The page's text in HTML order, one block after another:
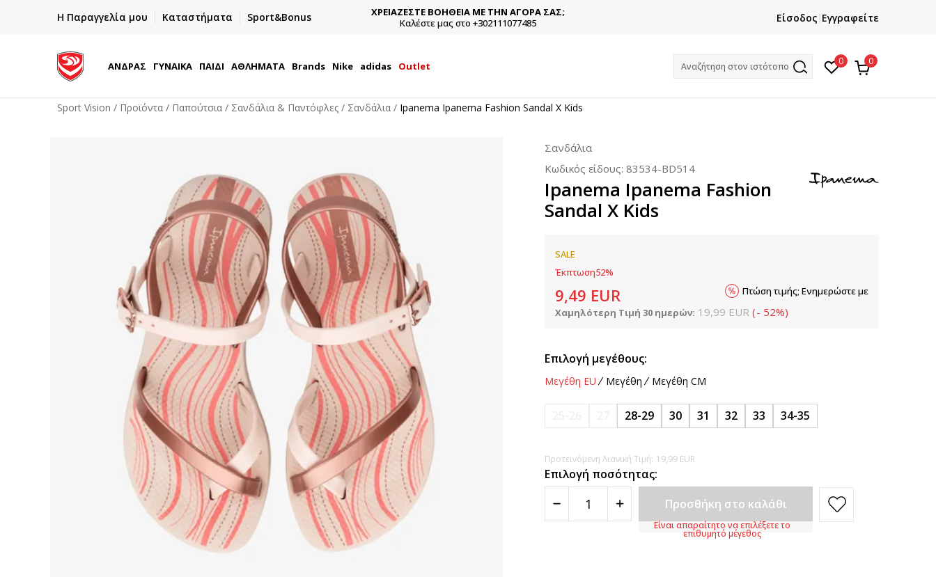
Η Παραγγελία μου Καταστήματα Sport&Bonus
ΕΓΓΡΑΦΕΙΤΕ
Και κερδίστε -10% με την πρώτη σας αγορά!
ΧΡΕΙΑΖΕΣΤΕ ΒΟΗΘΕΙΑ ΜΕ ΤΗΝ ΑΓΟΡΑ ΣΑΣ;
Καλέστε μας στο +302111077485
ΔΩΡΕΑΝ ΜΕΤΑΦΟΡΙΚΑ
για αγορές άνω των 54€Είσοδος Εγγραφείτε
ΑΝΔΡΑΣ ΓΥΝΑΙΚΑ ΠΑΙΔΙ ΑΘΛΗΜΑΤΑ Brands Nike adidas Outlet Αναζήτηση στον ιστότοπο 0 0
Sport Vision Προϊόντα Παπούτσια Σανδάλια & Παντόφλες Σανδάλια Ipanema Ipanema Fashion Sandal X Kids
Σανδάλια
Κωδικός είδους: 83534-BD514
Ipanema Ipanema Fashion
Sandal X Kids
SALE
Έκπτωση52%
9,49 EUR
Χαμηλότερη Τιμή 30 ημερών: 19,99 EUR (- 52%)
Πτώση τιμής; Ενημερώστε με
Επιλογή μεγέθους:
Μεγέθη EU Μεγέθη Μεγέθη CM
28-29 30 31 32 33 34-35
Προτεινόμενη Λιανική Τιμή: 19,99 EUR
Επιλογή ποσότητας:
Προσθήκη στο καλάθι
Είναι απαραίτητο να επιλέξετε το
επιθυμητό μέγεθος